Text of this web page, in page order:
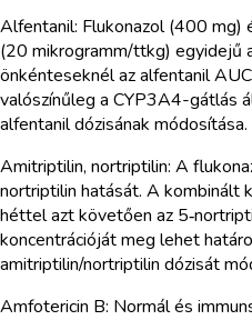
Alfentanil: Flukonazol (400 mg)
(20 mikrogramm/ttkg) egyidejű
önkénteseknél az alfentanil
valószínűleg a CYP3A4-gátlás
alfentanil dózisának módosítása.
Amitriptilin, nortriptilin: A
nortriptilin hatását. A kombinált
héttel azt követően az
koncentrációját meg lehet
amitriptilin/nortriptilin dózisát
Amfotericin B: Normál és